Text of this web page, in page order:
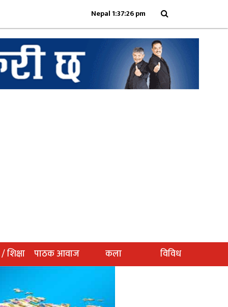
Nepal 1:37:26 pm
शिक्षा पाठक आवाज कला विविध